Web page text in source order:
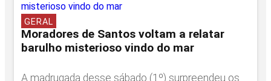
GERAL
Moradores de Santos voltam a relatar
barulho misterioso vindo do mar
A madrugada desse sábado (1º) surpreendeu os